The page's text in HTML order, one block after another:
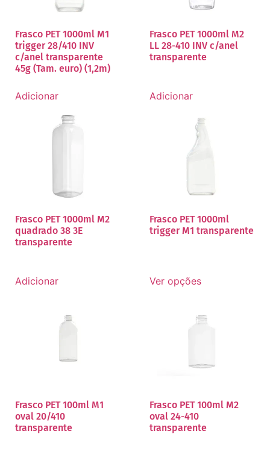
Frasco PET 1000ml M1
trigger 28/410 INV
c/anel transparente
45g (Tam. euro) (1,2m)
Adicionar
Frasco PET 1000ml M2
LL 28-410 INV c/anel
transparente
Adicionar
Frasco PET 1000ml M2
quadrado 38 3E
transparente
Adicionar
Frasco PET 1000ml
trigger M1 transparente
Ver opções
Frasco PET 100ml M1
oval 20/410
transparente
Frasco PET 100ml M2
oval 24-410
transparente